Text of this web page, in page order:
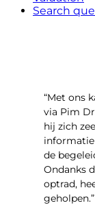
Search
“Met ons
via Pim
hij zich
informatie
de
Ondanks
optrad,
geholpen.”